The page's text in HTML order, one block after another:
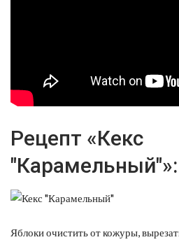
Рецепт «Кекс
"Карамельный"»:
Яблоки очистить от кожуры,